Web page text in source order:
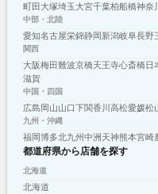
町田大塚埼玉大宮千葉柏船橋神奈
中部・北陸
愛知名古屋栄錦静岡新潟岐阜長野
関西
大阪梅田難波京橋天王寺心斎橋日
滋賀
中国・四国
広島 岡山山口下関香川 高松愛媛松
九州・沖縄
福岡博多北九州中洲 天神熊本宮崎
都道府県から店舗を探す
北海道
北海道